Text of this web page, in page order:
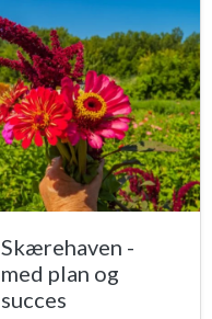
Skærehaven -
med plan og
succes